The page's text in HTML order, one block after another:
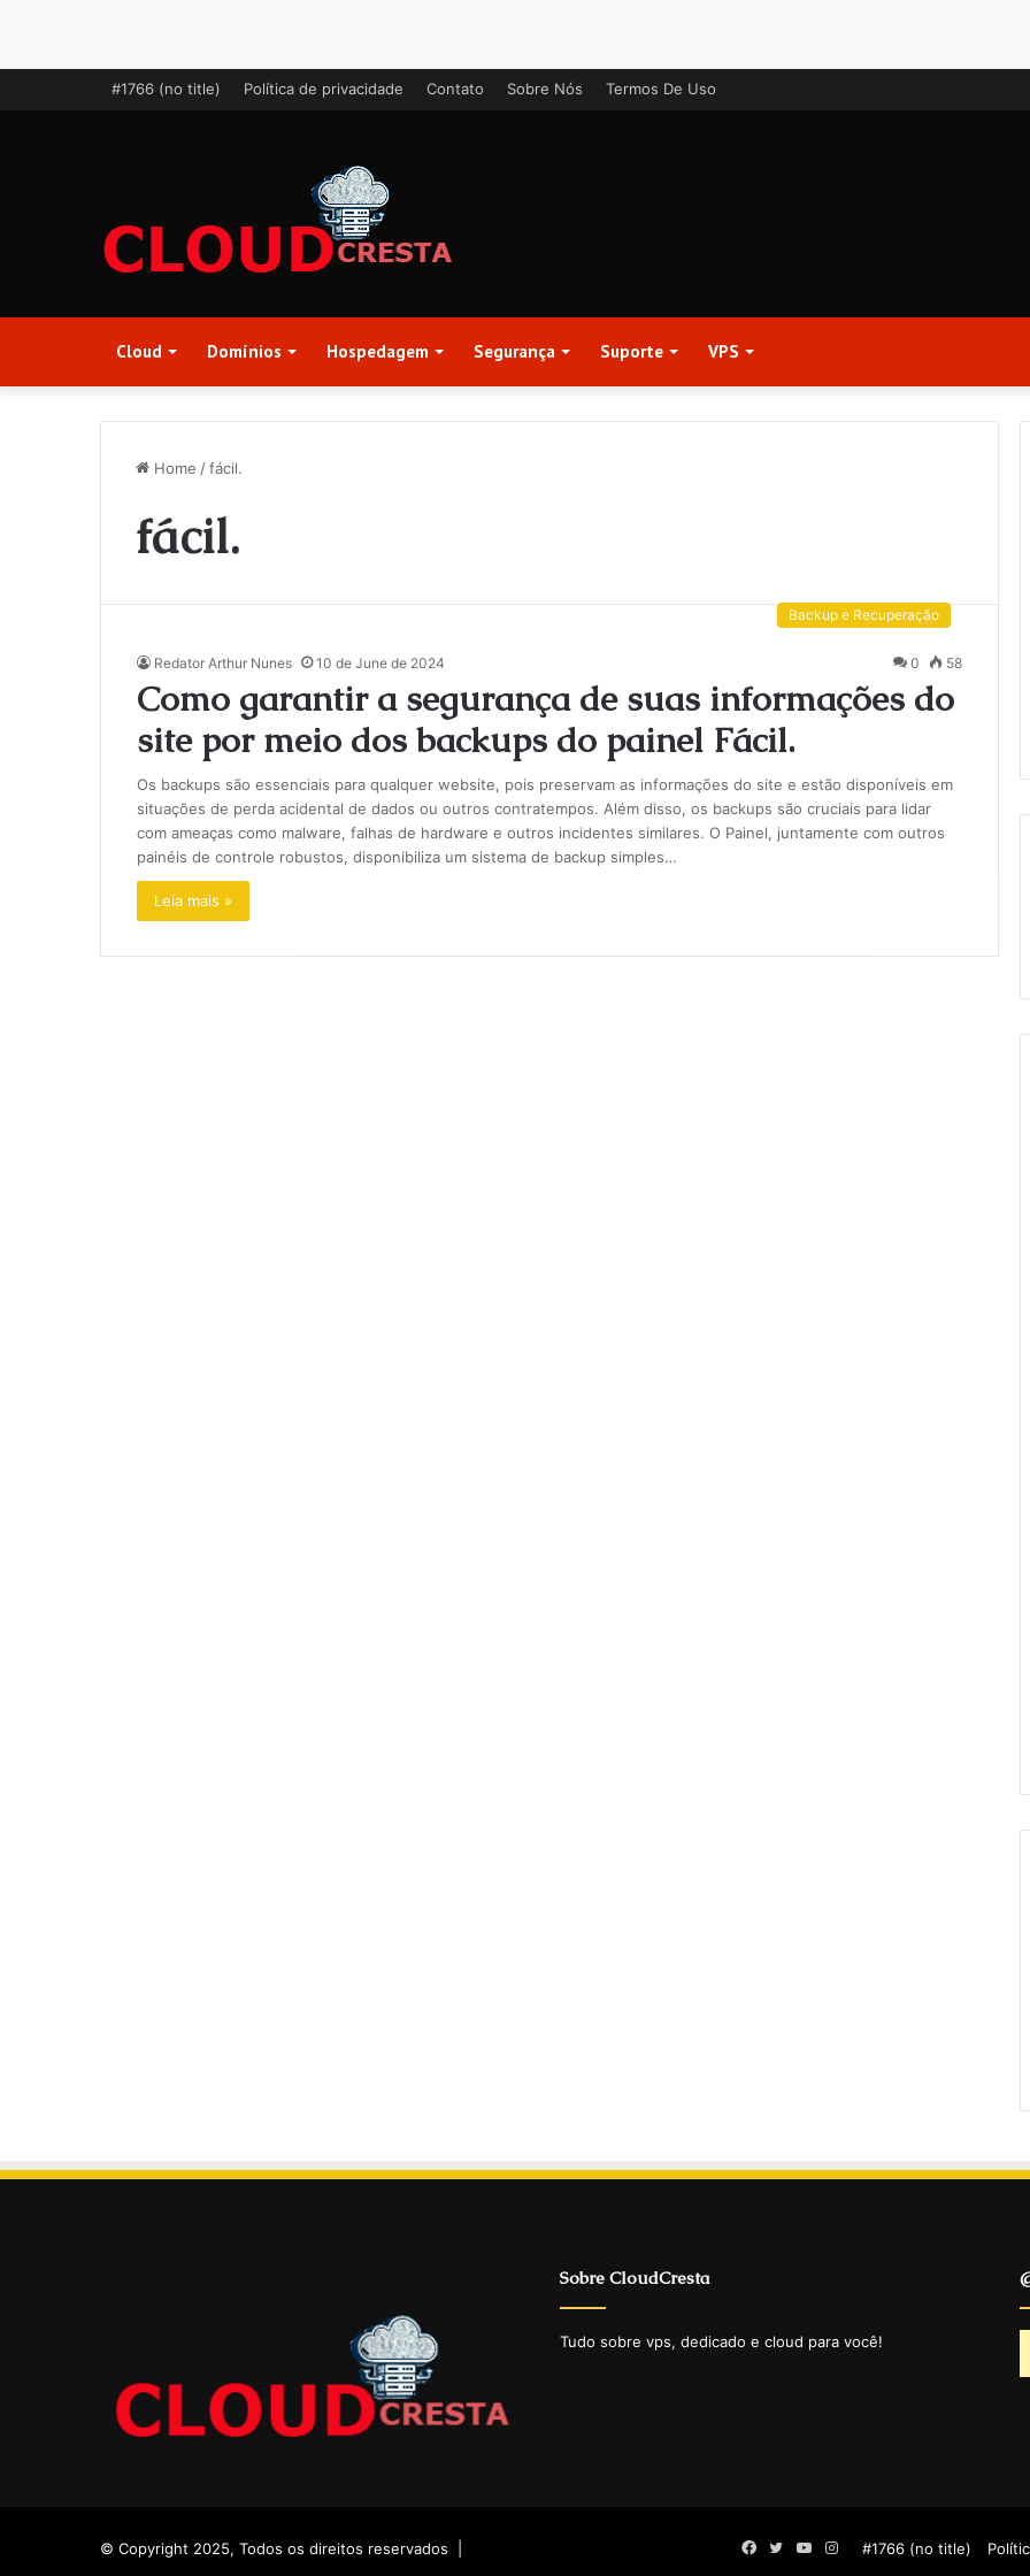
#1766 (no title) Política de privacidade Contato Sobre Nós Termos De Uso
Cloud Domínios Hospedagem Segurança Suporte VPS
Home /fácil.
fácil.
Backup e Recuperação
Redator Arthur Nunes 10 de June de 2024 0 58
Como garantir a segurança de suas informações do
site por meio dos backups do painel Fácil.
Os backups são essenciais para qualquer website, pois preservam as informações do site e estão disponíveis em
situações de perda acidental de dados ou outros contratempos. Além disso, os backups são cruciais para lidar
com ameaças como malware, falhas de hardware e outros incidentes similares. O Painel, juntamente com outros
painéis de controle robustos, disponibiliza um sistema de backup simples…
Leia mais »
Sobre CloudCresta
Tudo sobre vps, dedicado e cloud para você!
© Copyright 2025, Todos os direitos reservados | #1766 (no title)
Facebook
TwitterYouTube
Instagram